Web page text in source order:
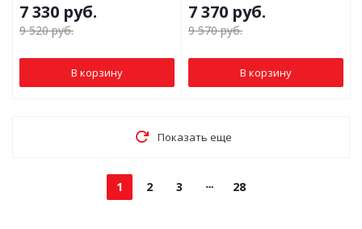
7 330 руб.
9 520руб.
В корзину
7 370 руб.
9 570руб.
В корзину
Показать еще
1 2 3 28